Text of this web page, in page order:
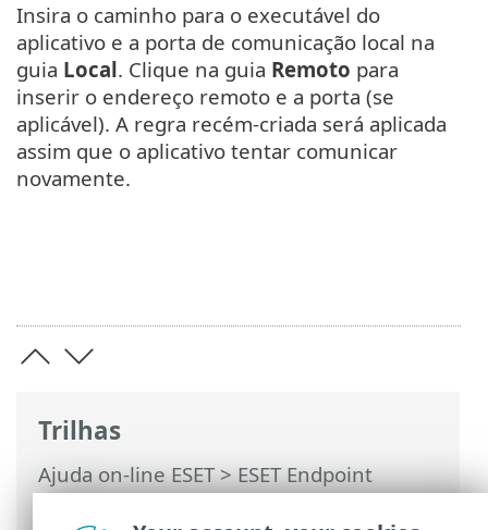
Trilhas
Ajuda on-line ESET>ESET Endpoint
Security>FAQ> Como permitir
Insira o caminho para o executável do
aplicativo e a porta de comunicação local na
guia Local. Clique na guia Remoto para
inserir o endereço remoto e a porta (se
aplicável). A regra recém-criada será aplicada
assim que o aplicativo tentar comunicar
novamente.